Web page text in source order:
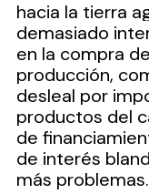
hacia la tierra
demasiado
en la compra
producción,
desleal por
productos del
de
de interés
más problemas.